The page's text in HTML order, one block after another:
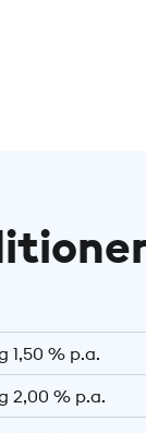
1,50 % p.a.
2,00 % p.a.